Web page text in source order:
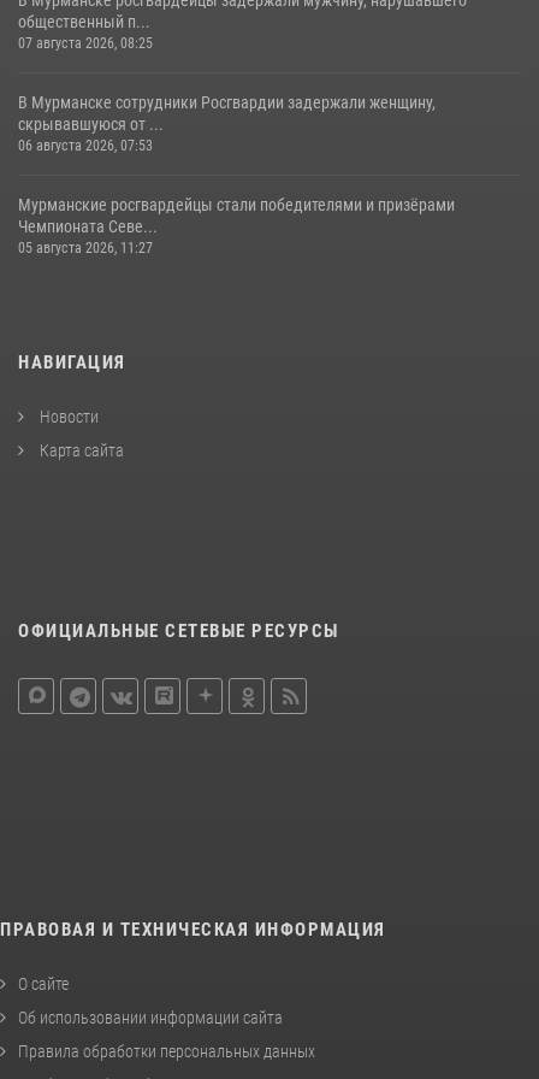
общественный п...
07 августа 2026, 08:25
В Мурманске сотрудники Росгвардии задержали женщину,
скрывавшуюся от ...
06 августа 2026, 07:53
Мурманские росгвардейцы стали победителями и призёрами
Чемпионата Севе...
05 августа 2026, 11:27
НАВИГАЦИЯ
Новости
Карта сайта
ОФИЦИАЛЬНЫЕ СЕТЕВЫЕ РЕСУРСЫ
ПРАВОВАЯ И ТЕХНИЧЕСКАЯ ИНФОРМАЦИЯ
О сайте
Об использовании информации сайта
Правила обработки персональных данных